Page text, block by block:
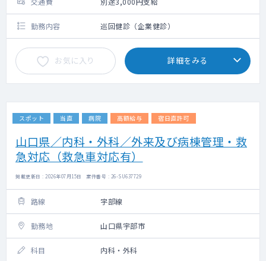
勤務内容 巡回健診（企業健診）
お気に入り 詳細をみる
スポット 当直 病院 高額給与 宿日直許可
山口県／内科・外科／外来及び病棟管理・救
急対応（救急車対応有）
掲載更新日 : 2026年07月15日 案件番号 : 26-SU637729
路線 宇部線
勤務地 山口県宇部市
科目 内科・外科